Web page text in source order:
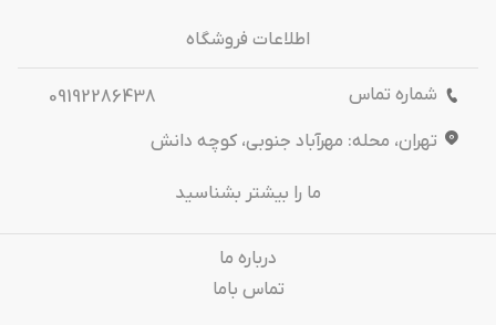
اطلاعات فروشگاه
شماره تماس
09192286438
تهران، محله: مهرآباد جنوبی، کوچه دانش
ما را بیشتر بشناسید
درباره‌ ما
تماس باما